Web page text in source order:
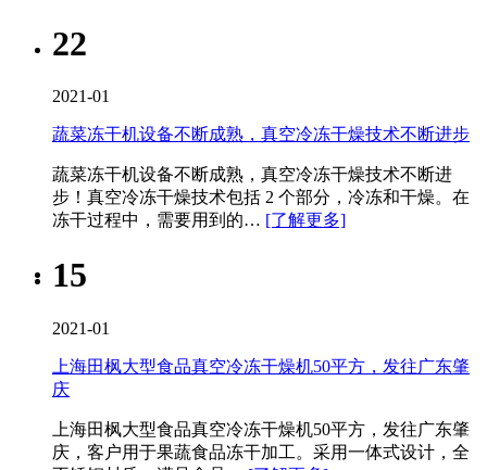
22
2021-01
蔬菜冻干机设备不断成熟，真空冷冻干燥技术不断进步
蔬菜冻干机设备不断成熟，真空冷冻干燥技术不断进
步！真空冷冻干燥技术包括 2 个部分，冷冻和干燥。在
冻干过程中，需要用到的… [了解更多]
15
2021-01
上海田枫大型食品真空冷冻干燥机50平方，发往广东肇
庆
上海田枫大型食品真空冷冻干燥机​50平方，发往广东肇
庆，客户用于果蔬食品冻干加工。采用一体式设计，全